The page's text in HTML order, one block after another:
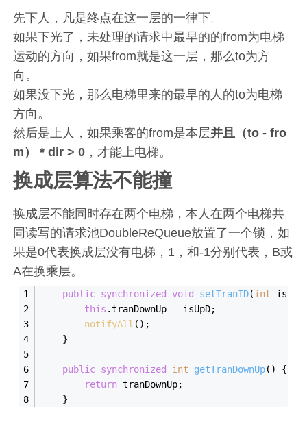
先下人，凡是终点在这一层的一律下。
如果下光了，未处理的请求中最早的的from为电梯
运动的方向，如果from就是这一层，那么to为方
向。
如果没下光，那么电梯里来的最早的人的to为电梯
方向。
然后是上人，如果乘客的from是本层并且（to - fro
m） * dir > 0 ，才能上电梯。
换成层算法不能撞
换成层不能同时存在两个电梯，本人在两个电梯共
同读写的请求池DoubleReQueue放置了一个锁，如
果是0代表换成层没有电梯，1，和-1分别代表，B或
A在换乘层。
public synchronized void setTranID(int isUpD
this .tranDownUp = isUpD;
notifyAll ();
    }
public synchronized int getTranDownUp( )
{
return tranDownUp;
    }